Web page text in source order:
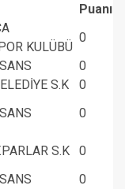
Puanı
KULÜBÜ
0
0
S.K
0
0
S.K
0
0